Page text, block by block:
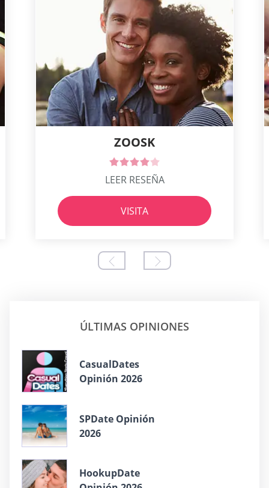
ZOOSK
LEER RESEÑA
VISITA
ÚLTIMAS OPINIONES
СasualDates
Opinión 2026
SPDate Opinión
2026
HookupDate